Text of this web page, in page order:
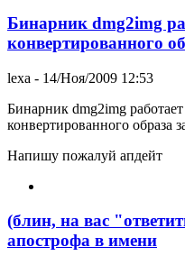
Бинарник dmg2img
конвертированного об
lexa - 14/Ноя/2009 12:53
Бинарник dmg2img
конвертированного образа
Напишу пожалуй апдейт
(блин, на вас
апострофа в имени